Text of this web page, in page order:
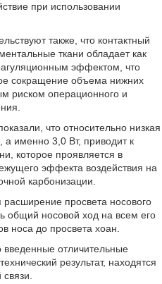
при использовании
также, что контактный
ткани обладает как
эффектом, что
сокращение объема нижних
риском операционного и
что относительно низкая
а именно 3,0 Вт, приводит к
которое проявляется в
эффекта воздействия на
карбонизации.
просвета носового
общий носовой ход на всем его
носа до просвета хоан.
введенные отличительные
результат, находятся